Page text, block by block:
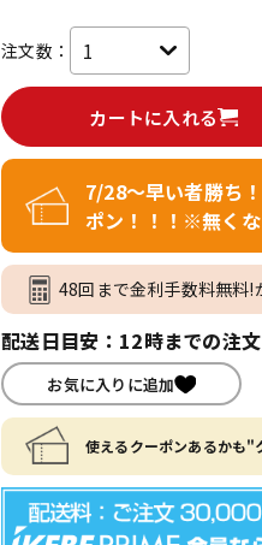
注文数：
カートに入れる
7/28～早い者勝ち
ポン！！！※無く
48回まで金利手数料無料!
配送日目安：12時までの注
お気に入りに追加
使えるクーポンあるかも